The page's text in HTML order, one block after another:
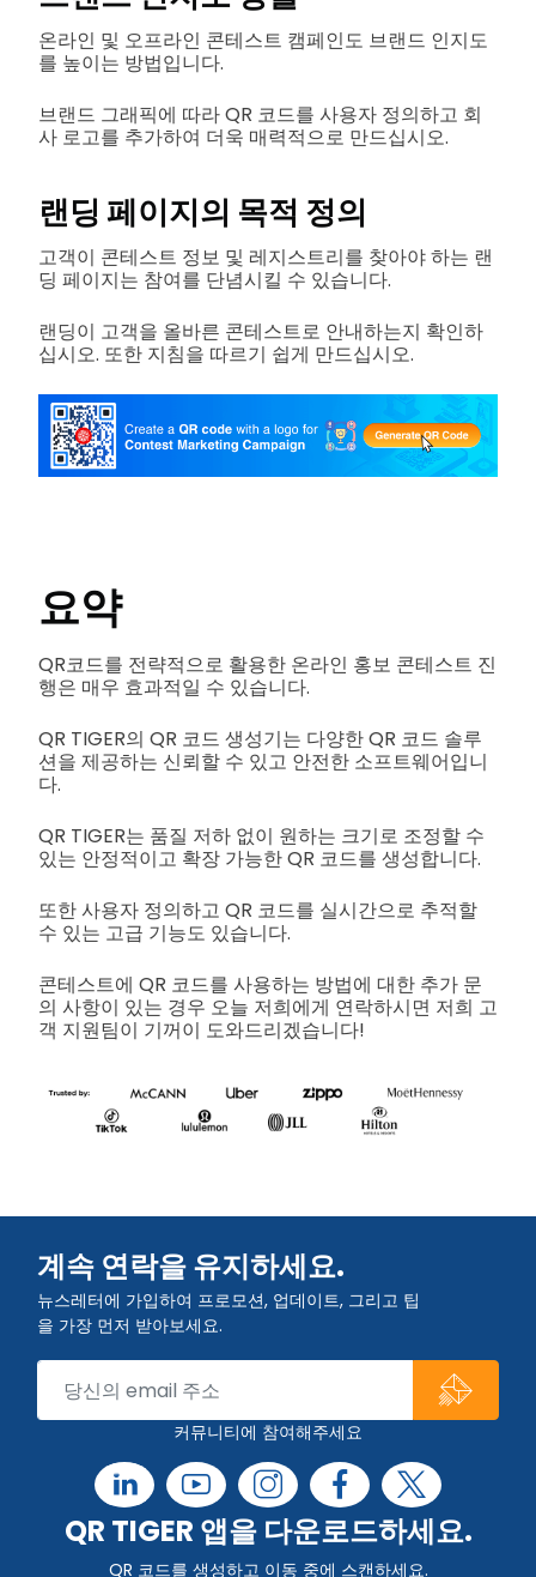
온라인 및 오프라인 콘테스트 캠페인도 브랜드 인지도
를 높이는 방법입니다.
브랜드 그래픽에 따라 QR 코드를 사용자 정의하고 회
사 로고를 추가하여 더욱 매력적으로 만드십시오.
랜딩 페이지의 목적 정의
고객이 콘테스트 정보 및 레지스트리를 찾아야 하는 랜
딩 페이지는 참여를 단념시킬 수 있습니다.
랜딩이 고객을 올바른 콘테스트로 안내하는지 확인하
십시오. 또한 지침을 따르기 쉽게 만드십시오.
요약
QR코드를 전략적으로 활용한 온라인 홍보 콘테스트 진
행은 매우 효과적일 수 있습니다.
QR TIGER의 QR 코드 생성기는 다양한 QR 코드 솔루
션을 제공하는 신뢰할 수 있고 안전한 소프트웨어입니
다.
QR TIGER는 품질 저하 없이 원하는 크기로 조정할 수
있는 안정적이고 확장 가능한 QR 코드를 생성합니다.
또한 사용자 정의하고 QR 코드를 실시간으로 추적할
수 있는 고급 기능도 있습니다.
콘테스트에 QR 코드를 사용하는 방법에 대한 추가 문
의 사항이 있는 경우 오늘 저희에게 연락하시면 저희 고
객 지원팀이 기꺼이 도와드리겠습니다!
계속 연락을 유지하세요.
뉴스레터에 가입하여 프로모션, 업데이트, 그리고 팁
을 가장 먼저 받아보세요.
커뮤니티에 참여해주세요
QR TIGER 앱을 다운로드하세요.
QR 코드를 생성하고 이동 중에 스캔하세요.